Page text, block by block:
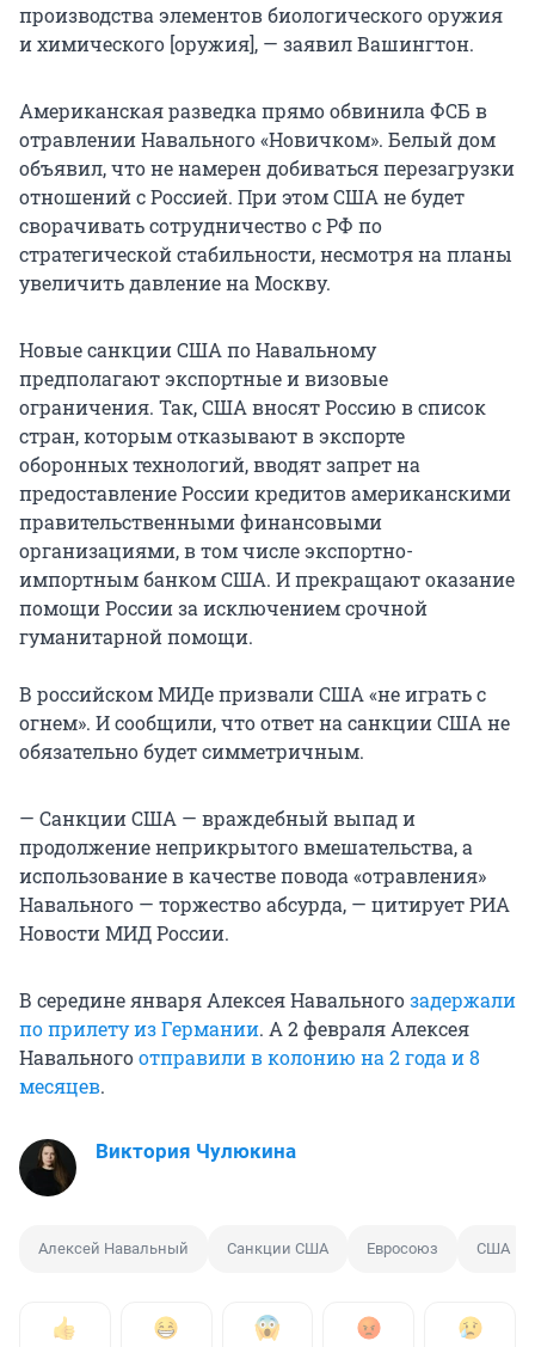
производства элементов биологического оружия
и химического [оружия], — заявил Вашингтон.
Американская разведка прямо обвинила ФСБ в
отравлении Навального «Новичком». Белый дом
объявил, что не намерен добиваться перезагрузки
отношений с Россией. При этом США не будет
сворачивать сотрудничество с РФ по
стратегической стабильности, несмотря на планы
увеличить давление на Москву.
Новые санкции США по Навальному
предполагают экспортные и визовые
ограничения. Так, США вносят Россию в список
стран, которым отказывают в экспорте
оборонных технологий, вводят запрет на
предоставление России кредитов американскими
правительственными финансовыми
организациями, в том числе экспортно-
импортным банком США. И прекращают оказание
помощи России за исключением срочной
гуманитарной помощи.
В российском МИДе призвали США «не играть с
огнем». И сообщили, что ответ на санкции США не
обязательно будет симметричным.
— Санкции США — враждебный выпад и
продолжение неприкрытого вмешательства, а
использование в качестве повода «отравления»
Навального — торжество абсурда, — цитирует РИА
Новости МИД России.
В середине января Алексея Навальногозадержали
по прилету из Германии. А 2 февраля Алексея
Навальногоотправили в колонию на 2 года и 8
месяцев.
Виктория Чулюкина
Алексей Навальный Санкции США Евросоюз США